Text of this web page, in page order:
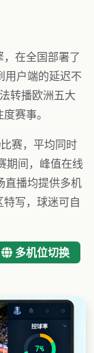
在全国部署了
用户端的延迟不
转播欧洲五大
赛事。
比赛，平均同时
期间，峰值在线
直播均提供多机
写，球迷可自
多机位切换